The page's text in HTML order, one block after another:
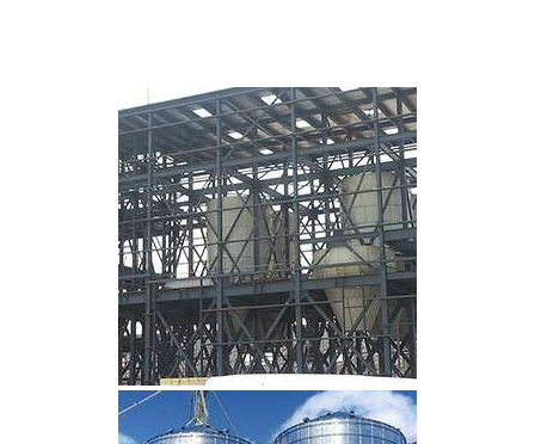
CLIQUEZ POUR AGRANDIR